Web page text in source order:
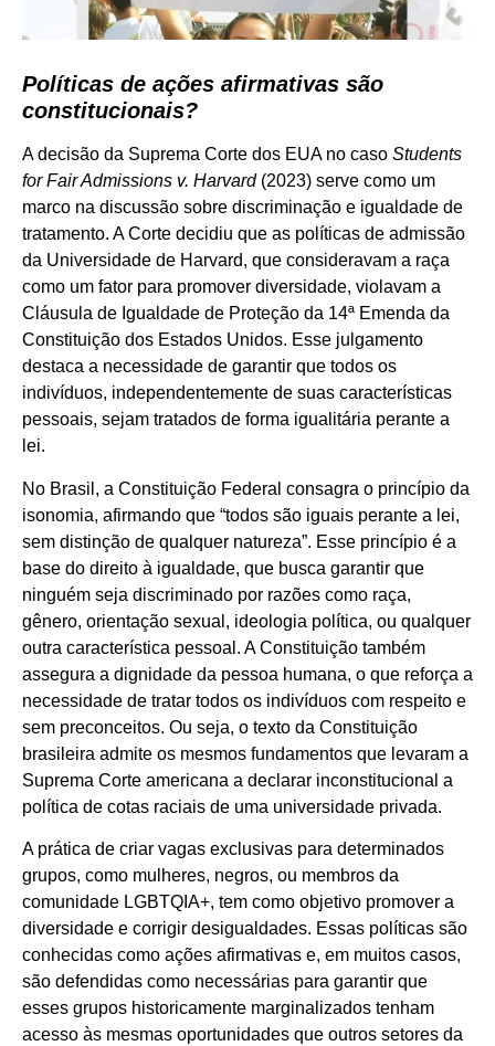
Políticas de ações afirmativas são
constitucionais?
A decisão da Suprema Corte dos EUA no caso Students
for Fair Admissions v. Harvard (2023) serve como um
marco na discussão sobre discriminação e igualdade de
tratamento. A Corte decidiu que as políticas de admissão
da Universidade de Harvard, que consideravam a raça
como um fator para promover diversidade, violavam a
Cláusula de Igualdade de Proteção da 14ª Emenda da
Constituição dos Estados Unidos. Esse julgamento
destaca a necessidade de garantir que todos os
indivíduos, independentemente de suas características
pessoais, sejam tratados de forma igualitária perante a
lei.
No Brasil, a Constituição Federal consagra o princípio da
isonomia, afirmando que “todos são iguais perante a lei,
sem distinção de qualquer natureza”. Esse princípio é a
base do direito à igualdade, que busca garantir que
ninguém seja discriminado por razões como raça,
gênero, orientação sexual, ideologia política, ou qualquer
outra característica pessoal. A Constituição também
assegura a dignidade da pessoa humana, o que reforça a
necessidade de tratar todos os indivíduos com respeito e
sem preconceitos. Ou seja, o texto da Constituição
brasileira admite os mesmos fundamentos que levaram a
Suprema Corte americana a declarar inconstitucional a
política de cotas raciais de uma universidade privada.
A prática de criar vagas exclusivas para determinados
grupos, como mulheres, negros, ou membros da
comunidade LGBTQIA+, tem como objetivo promover a
diversidade e corrigir desigualdades. Essas políticas são
conhecidas como ações afirmativas e, em muitos casos,
são defendidas como necessárias para garantir que
esses grupos historicamente marginalizados tenham
acesso às mesmas oportunidades que outros setores da